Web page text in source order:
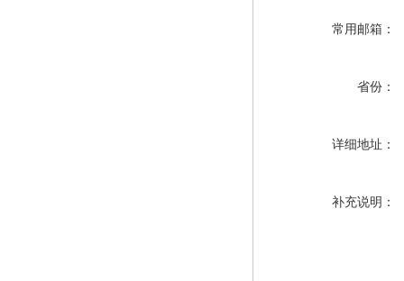
常用邮箱：
省份：
详细地址：
补充说明：